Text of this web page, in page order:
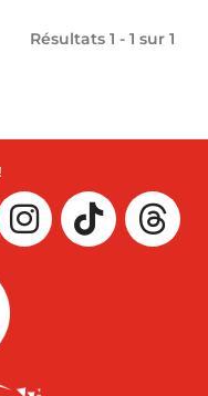
Résultats 1 - 1 sur 1